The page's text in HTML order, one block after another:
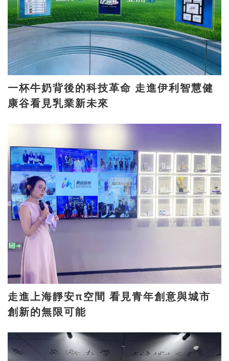
一杯牛奶背後的科技革命 走進伊利智慧健
康谷看見乳業新未來
走進上海靜安π空間 看見青年創意與城市
創新的無限可能